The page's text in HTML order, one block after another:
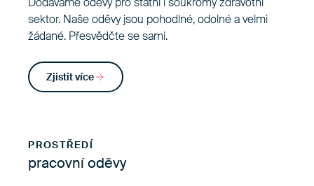
sektor. Naše oděvy jsou pohodlné, odolné a velmi
žádané. Přesvědčte se sami.
Zjistit více
PROSTŘEDÍ
pracovní oděvy